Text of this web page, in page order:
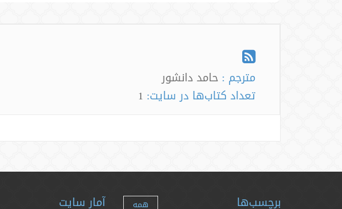
مترجم : حامد دانشور
تعداد کتاب‌ها در سایت: 1
برچسب‌ها همه آمار سایت